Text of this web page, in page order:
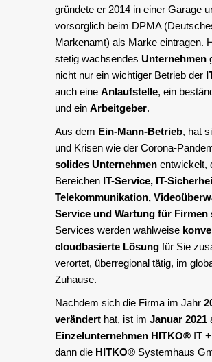
gründete er 2014 in einer Garage
vorsorglich beim DPMA
Markenamt) als Marke eintragen.
stetig wachsendes Unternehmen
nicht nur ein wichtiger Betrieb der
auch eine Anlaufstelle, ein
und ein Arbeitgeber.
Aus dem Ein-Mann-Betrieb, hat
und Krisen wie der Corona-
solides Unternehmen entwickelt,
Bereichen IT-Service, IT-
Telekommunikation,
Service und Wartung für Firmen
Services werden wahlweise
cloudbasierte Lösung für Sie
verortet, überregional tätig, im
Zuhause.
Nachdem sich die Firma im Jahr
verändert hat, ist im Januar 2021
Einzelunternehmen HITKO® IT
dann die HITKO® Systemhaus